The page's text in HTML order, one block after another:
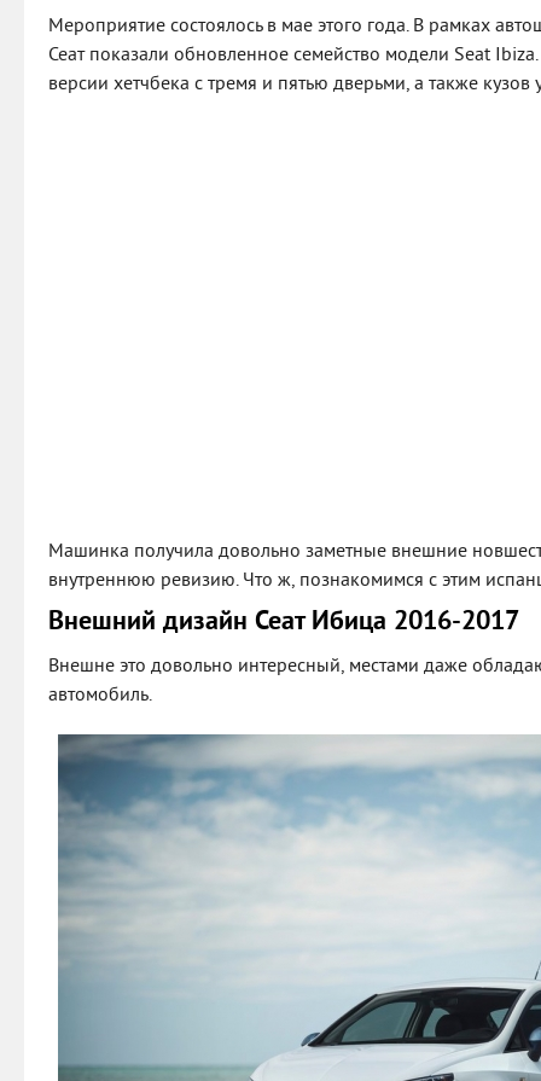
Мероприятие состоялось в мае этого года. В рамках
Сеат показали обновленное семейство модели Seat
версии хетчбека с тремя и пятью дверьми, а также кузов
Машинка получила довольно заметные внешние
внутреннюю ревизию. Что ж, познакомимся с этим
Внешний дизайн Сеат Ибица 2016-2017
Внешне это довольно интересный, местами даже
автомобиль.